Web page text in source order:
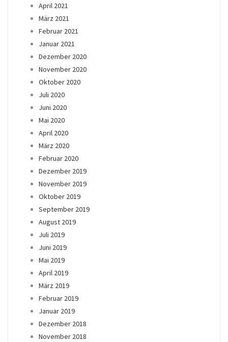
April 2021
März 2021
Februar 2021
Januar 2021
Dezember 2020
November 2020
Oktober 2020
Juli 2020
Juni 2020
Mai 2020
April 2020
März 2020
Februar 2020
Dezember 2019
November 2019
Oktober 2019
September 2019
August 2019
Juli 2019
Juni 2019
Mai 2019
April 2019
März 2019
Februar 2019
Januar 2019
Dezember 2018
November 2018